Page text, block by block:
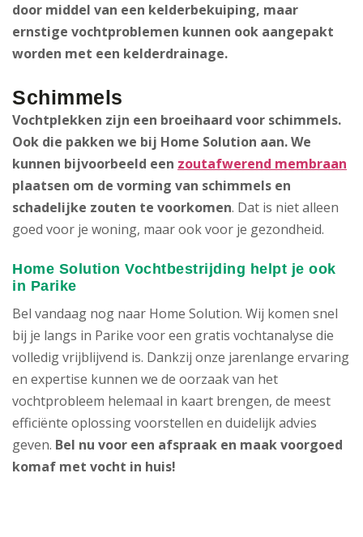
door middel van een kelderbekuiping, maar
ernstige vochtproblemen kunnen ook aangepakt
worden met een kelderdrainage.
Schimmels
Vochtplekken zijn een broeihaard voor schimmels.
Ook die pakken we bij Home Solution aan. We
kunnen bijvoorbeeld een zoutafwerend membraan
plaatsen om de vorming van schimmels en
schadelijke zouten te voorkomen. Dat is niet alleen
goed voor je woning, maar ook voor je gezondheid.
Home Solution Vochtbestrijding helpt je ook
in Parike
Bel vandaag nog naar Home Solution. Wij komen snel
bij je langs in Parike voor een gratis vochtanalyse die
volledig vrijblijvend is. Dankzij onze jarenlange ervaring
en expertise kunnen we de oorzaak van het
vochtprobleem helemaal in kaart brengen, de meest
efficiënte oplossing voorstellen en duidelijk advies
geven. Bel nu voor een afspraak en maak voorgoed
komaf met vocht in huis!